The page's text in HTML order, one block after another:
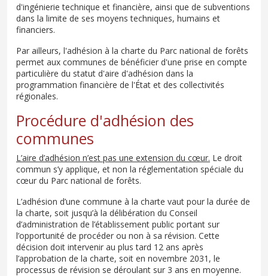
d'ingénierie technique et financière, ainsi que de subventions
dans la limite de ses moyens techniques, humains et
financiers.
Par ailleurs, l'adhésion à la charte du Parc national de forêts
permet aux communes de bénéficier d'une prise en compte
particulière du statut d'aire d'adhésion dans la
programmation financière de l'État et des collectivités
régionales.
Procédure d'adhésion des
communes
L’aire d’adhésion n’est pas une extension du cœur. Le droit
commun s’y applique, et non la réglementation spéciale du
cœur du Parc national de forêts.
L’adhésion d’une commune à la charte vaut pour la durée de
la charte, soit jusqu’à la délibération du Conseil
d’administration de l’établissement public portant sur
l’opportunité de procéder ou non à sa révision. Cette
décision doit intervenir au plus tard 12 ans après
l’approbation de la charte, soit en novembre 2031, le
processus de révision se déroulant sur 3 ans en moyenne.